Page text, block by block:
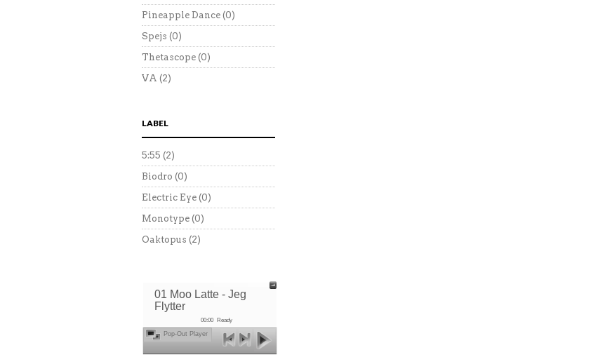
Pineapple Dance (0)
Spejs (0)
Thetascope (0)
VA (2)
LABEL
5:55 (2)
Biodro (0)
Electric Eye (0)
Monotype (0)
Oaktopus (2)
01 Moo Latte - Jeg
Flytter
00:00 Ready
Pop-Out Player